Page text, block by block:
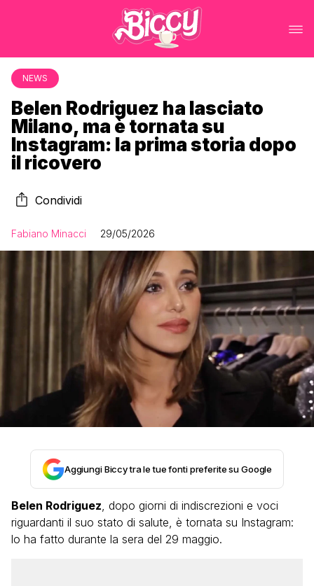
NEWS
Belen Rodriguez ha lasciato
Milano, ma è tornata su
Instagram: la prima storia dopo
il ricovero
Condividi
Fabiano Minacci 29/05/2026
Aggiungi Biccy tra le tue fonti preferite su Google
Belen Rodriguez, dopo giorni di indiscrezioni e voci
riguardanti il suo stato di salute, è tornata su Instagram:
lo ha fatto durante la sera del 29 maggio.